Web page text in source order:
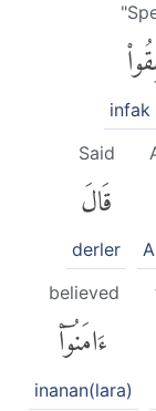
infak
Said
قَالَ
derler
believed
ءَامَنُوٓا۟
inanan(lara)